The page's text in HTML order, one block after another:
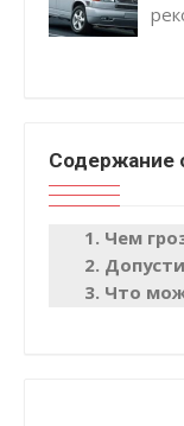
Содержание
Чем
Что